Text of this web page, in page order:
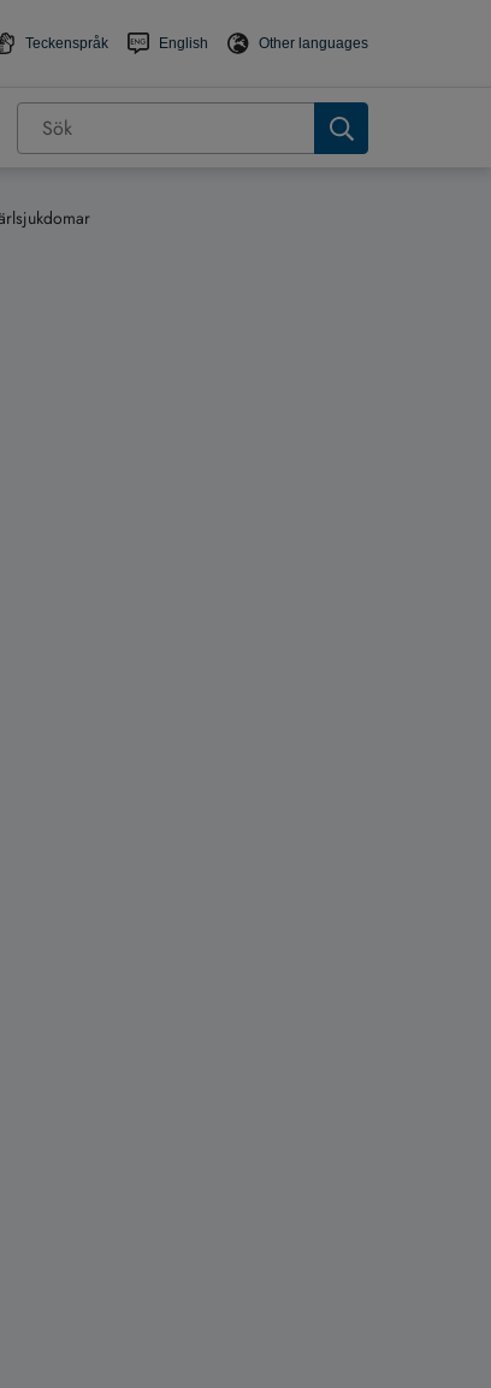
Teckenspråk English Other languages